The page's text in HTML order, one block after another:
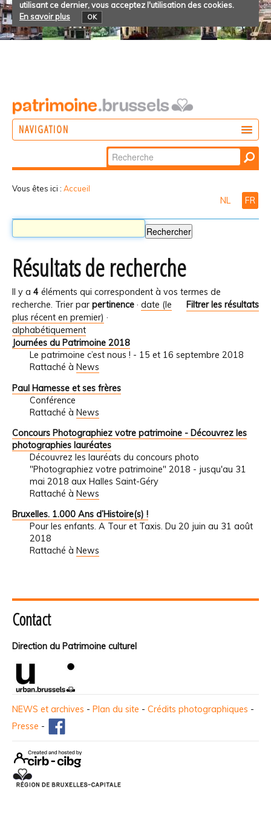
utilisant ce dernier, vous acceptez l'utilisation des cookies.
En savoir plus
OK
NAVIGATION
Chercher par
Recherche
Vous êtes ici : Accueil
NL FR
Résultats de recherche
Il y a 4 éléments qui correspondent à vos termes de
recherche.
Filtrer les résultats
Trier par pertinence · date (le
plus récent en premier) ·
alphabétiquement
Journées du Patrimoine 2018
Le patrimoine c’est nous ! - 15 et 16 septembre 2018
Rattaché à News
Paul Hamesse et ses frères
Conférence
Rattaché à News
Concours Photographiez votre patrimoine - Découvrez les
photographies lauréates
Découvrez les lauréats du concours photo
"Photographiez votre patrimoine" 2018 - jusqu'au 31
mai 2018 aux Halles Saint-Géry
Rattaché à News
Bruxelles. 1.000 Ans d’Histoire(s) !
Pour les enfants. A Tour et Taxis. Du 20 juin au 31 août
2018
Rattaché à News
Contact
Direction du Patrimoine culturel
NEWS et archives - Plan du site - Crédits photographiques -
Presse -